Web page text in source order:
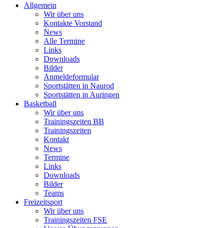
Allgemein
Wir über uns
Kontakte Vorstand
News
Alle Termine
Links
Downloads
Bilder
Anmeldeformular
Sportstätten in Naurod
Sportstätten in Auringen
Basketball
Wir über uns
Trainingszeiten BB
Trainingszeiten
Kontakt
News
Termine
Links
Downloads
Bilder
Teams
Freizeitsport
Wir über uns
Trainingszeiten FSE